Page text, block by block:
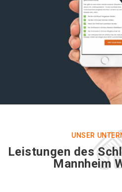
UNSER
Leistungen des
Mannheim